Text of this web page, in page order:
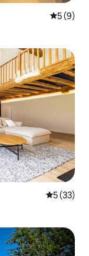
5 (9)
5 (33)